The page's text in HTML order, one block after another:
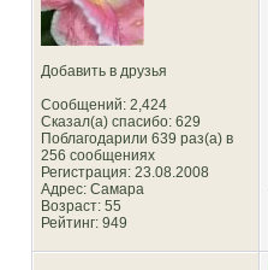
Добавить в друзья
Сообщений: 2,424
Сказал(а) спасибо: 629
Поблагодарили 639 раз(а) в
256 сообщениях
Регистрация: 23.08.2008
Адрес: Самара
Возраст: 55
Рейтинг: 949